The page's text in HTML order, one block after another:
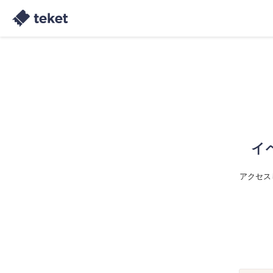
イ
アクセ